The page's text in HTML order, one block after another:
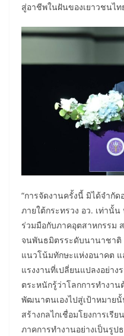
สู่อาชีพในฝันของเยาวชนไ
​“การจัดงานครั้งนี้ มิได้จำกั
ภายใต้กระทรวง อว. เท่านั้
ร่วมมือกับภาคอุตสาหกรรม
จนพันธมิตรระดับนานาชาติ
แนวโน้มทักษะแห่งอนาคต
แรงงานที่เปลี่ยนแปลงอย่าง
ตระหนักรู้ว่าโลกการทำงา
พัฒนาตนเองไปสู่เป้าหมายนั้
สร้างกลไกเชื่อมโยงการเรี
ภาคการทำงานอย่างเป็นรูป